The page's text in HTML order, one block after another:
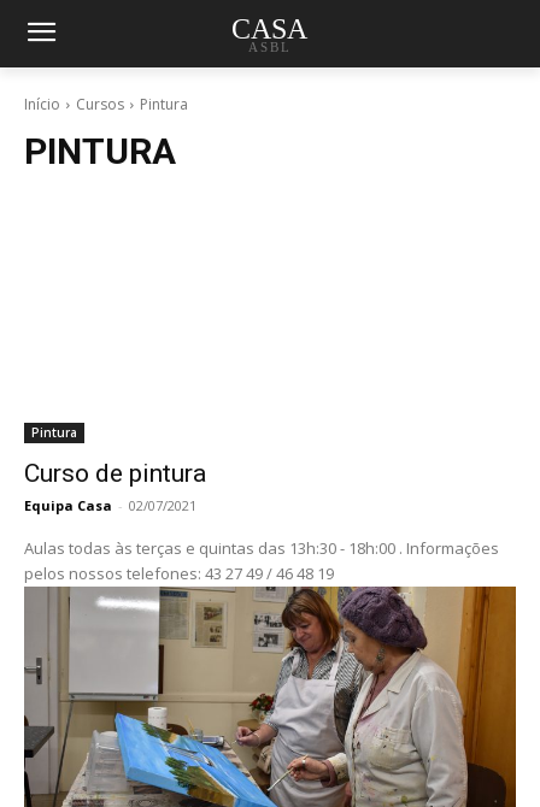
CASA
ASBL
Início Cursos Pintura
PINTURA
Pintura
Curso de pintura
Equipa Casa - 02/07/2021
Aulas todas às terças e quintas das 13h:30 - 18h:00 . Informações
pelos nossos telefones: 43 27 49 / 46 48 19